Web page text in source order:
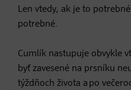
Len vtedy, ak je to
potrebné.
Cumlík nastupuje obvykle
byť zavesené na prsníku
týždňoch života a po